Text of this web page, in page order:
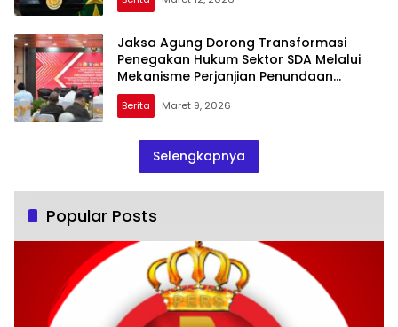
Jaksa Agung Dorong Transformasi
Penegakan Hukum Sektor SDA Melalui
Mekanisme Perjanjian Penundaan
Penuntutan dan Denda
Berita Maret 9, 2026
Selengkapnya
Popular Posts